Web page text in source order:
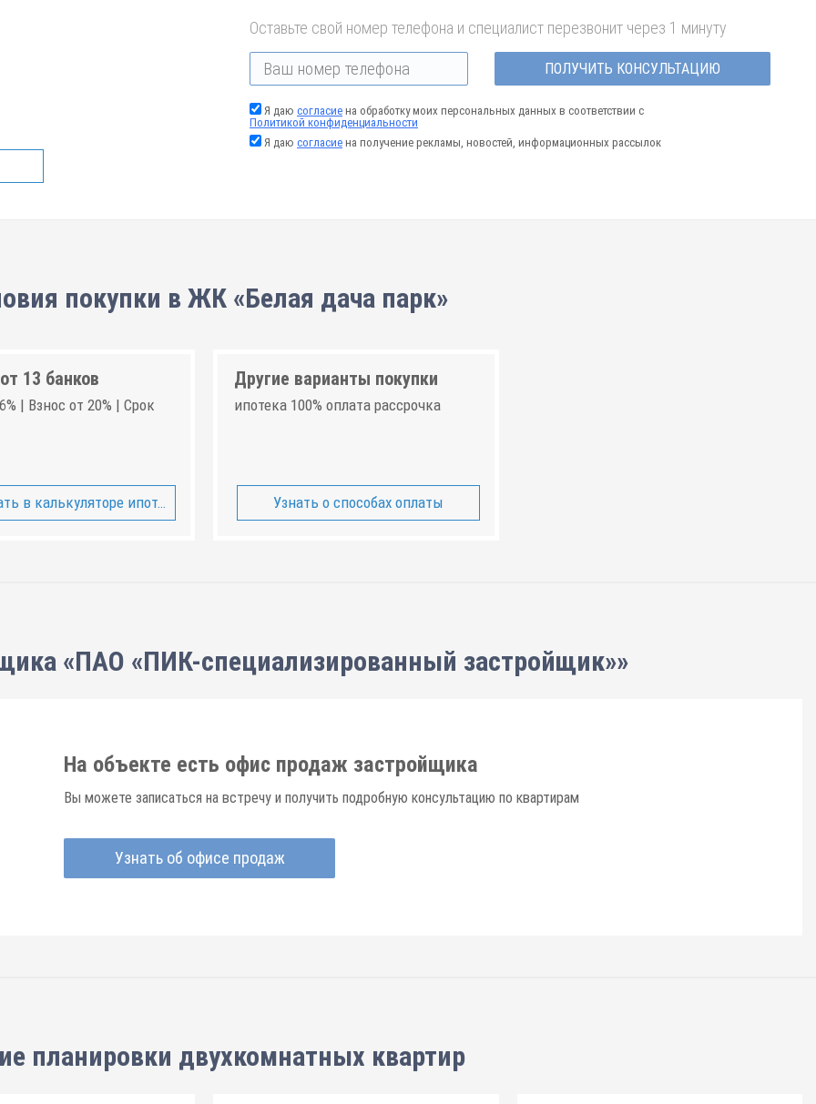
Оставьте свой номер телефона и специалист перезвонит через 1 минуту
ПОЛУЧИТЬ КОНСУЛЬТАЦИЮ
Я даю согласие на обработку моих персональных данных в соответствии с
Политикой конфиденциальности
Я даю согласие на получение рекламы, новостей, информационных рассылок
покупки в ЖК «Белая дача парк»
13 банков
| Взнос от 20% | Срок
в калькуляторе ипотеки
Другие варианты покупки
ипотека 100% оплата рассрочка
Узнать о способах оплаты
«ПАО «ПИК-специализированный застройщик»»
На объекте есть офис продаж застройщика
Вы можете записаться на встречу и получить подробную консультацию по квартирам
Узнать об офисе продаж
планировки двухкомнатных квартир